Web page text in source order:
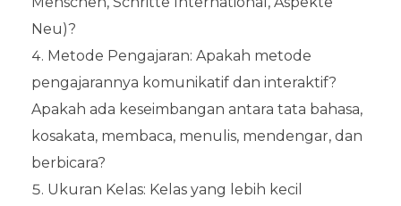
Neu)?
Metode Pengajaran: Apakah metode
pengajarannya komunikatif dan interaktif?
Apakah ada keseimbangan antara tata bahasa,
kosakata, membaca, menulis, mendengar, dan
berbicara?
Ukuran Kelas: Kelas yang lebih kecil